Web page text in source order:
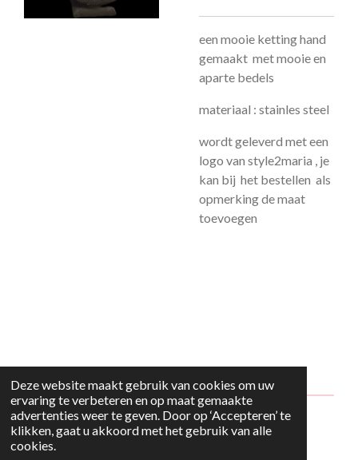
Deze website maakt gebruik van cookies om uw
ervaring te verbeteren en op maat gemaakte
advertenties weer te geven. Door op ‘Accepteren’ te
klikken, gaat u akkoord met het gebruik van alle
cookies.
een mooie ketting hand
gemaakt met mooie en
aparte bedels
materiaal : stainles steel
wordt geleverd met een
logo van style2maria , je
kan bij het bestellen als
opmerking de maat
toevoegen
© 2024 - 2026 Style2Maria
Powered by